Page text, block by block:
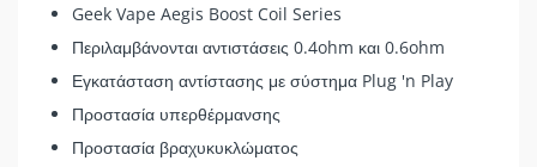
Geek Vape Aegis Boost Coil Series
Περιλαμβάνονται αντιστάσεις 0.4ohm και 0.6ohm
Εγκατάσταση αντίστασης με σύστημα Plug 'n Play
Προστασία υπερθέρμανσης
Προστασία βραχυκυκλώματος